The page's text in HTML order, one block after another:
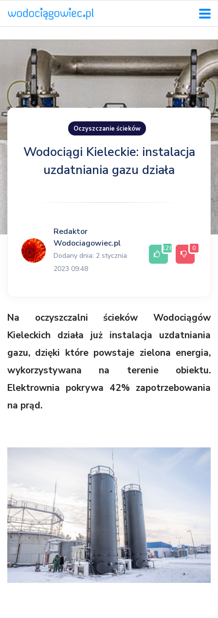
Oczyszczanie ścieków
Wodociągi Kieleckie: instalacja
uzdatniania gazu działa
Redaktor
Wodociagowiec.pl
Dodany dnia: 2 stycznia
2023 09:48
128 0
Na oczyszczalni ścieków Wodociągów
Kieleckich działa już instalacja uzdatniania
gazu, dzięki które powstaje zielona energia,
wykorzystywana na terenie obiektu.
Elektrownia pokrywa 42% zapotrzebowania
na prąd.